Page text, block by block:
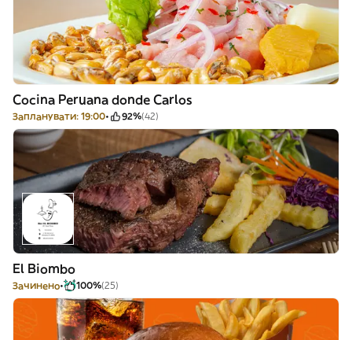
Cocina Peruana donde Carlos
Запланувати: 19:00 92%(42)
El Biombo
Зачинено 100%(25)